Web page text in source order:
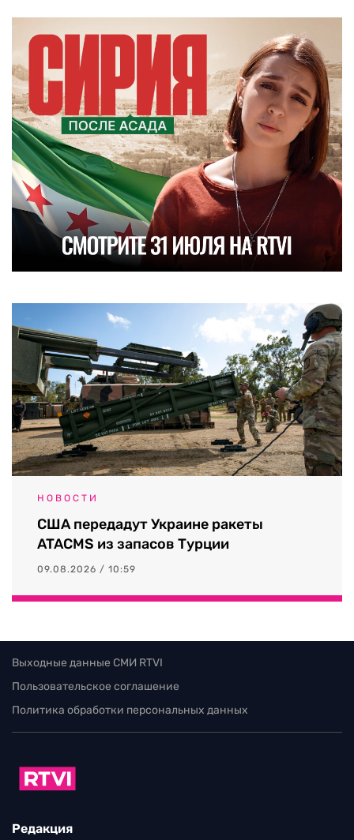
НОВОСТИ
США передадут Украине ракеты
ATACMS из запасов Турции
09.08.2026 / 10:59
Выходные данные СМИ RTVI
Пользовательское соглашение
Политика обработки персональных данных
Редакция